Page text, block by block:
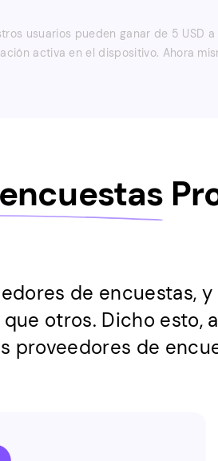
usuarios pueden ganar de 5 USD
activa en el dispositivo. Ahora
de encuestas,
otros. Dicho esto,
proveedores de